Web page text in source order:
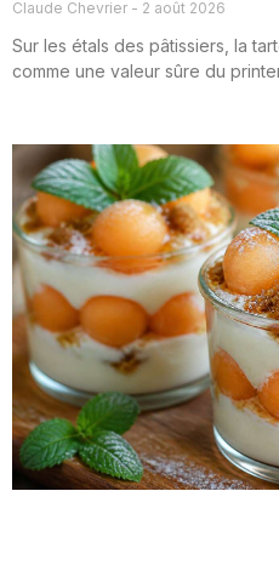
Claude Chevrier 2 août 2026
Sur les étals des pâtissiers, la
comme une valeur sûre du